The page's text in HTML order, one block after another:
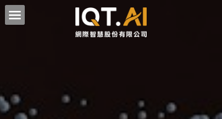
EmojiBurger 表情寶❤️
🎧 AI NOWCAST 時時聽 🎧
XComply 快合規｜廣告違規快篩、AI 智慧檢
核平台